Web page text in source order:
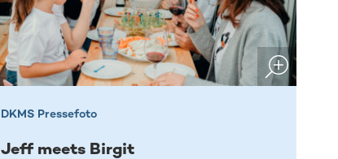
DKMS Pressefoto
Jeff meets Birgit